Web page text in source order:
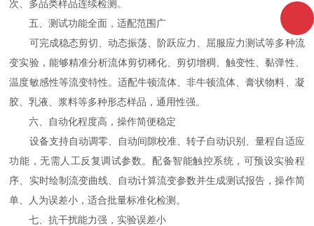
次、多品类样品连续检测。
五、测试功能全面，适配范围广
可完成稳态剪切、动态振荡、阶跃应力、屈服应力测试等多种流
变实验，能够精准分析流体剪切稀化、剪切增稠、触变性、黏弹性、
温度敏感性等流变特性。适配牛顿流体、非牛顿流体、膏状物料、凝
胶、乳液、浆料等多种形态样品，通用性强。
六、自动化程度高，操作简便稳定
设备支持自动调零、自动间隙校准、转子自动识别、量程自适应
功能，无需人工反复调试参数。配备智能触控系统，可预设实验程
序、实时绘制流变曲线、自动计算流变参数并生成测试报告，操作简
单、人为误差小，适合批量标准化检测。
七、抗干扰能力强，实验误差小